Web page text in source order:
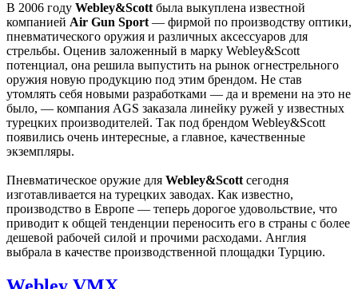
В 2006 году Webley&Scott была выкуплена известной
компанией Air Gun Sport — фирмой по производству оптики,
пневматического оружия и различных аксессуаров для
стрельбы. Оценив заложенный в марку Webley&Scott
потенциал, она решила выпустить на рынок огнестрельного
оружия новую продукцию под этим брендом. Не став
утомлять себя новыми разработками — да и времени на это не
было, — компания AGS заказала линейку ружей у известных
турецких производителей. Так под брендом Webley&Scott
появились очень интересные, а главное, качественные
экземпляры.
Пневматическое оружие для Webley&Scott сегодня
изготавливается на турецких заводах. Как известно,
производство в Европе — теперь дорогое удовольствие, что
приводит к общей тенденции переносить его в страны с более
дешевой рабочей силой и прочими расходами. Англия
выбрала в качестве производственной площадки Турцию.